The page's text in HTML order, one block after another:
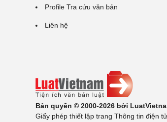
Profile Tra cứu văn bản
Liên hệ
Bản quyền © 2000-2026 bởi
Giấy phép thiết lập trang Thông tin điện